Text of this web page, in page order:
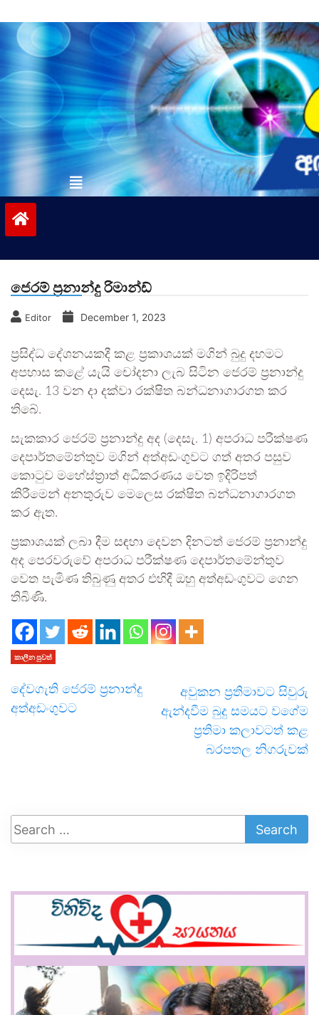
to
contentvinivida.lk
ජෙරම් ප්‍රනාන්දු රිමාන්ඩ්
Editor December 1, 2023
ප්‍රසිද්ධ දේශනයකදී කළ ප්‍රකාශයක් මගින් බුදු දහමට
අපහාස කළේ යැයි චෝදනා ලැබ සිටින ජෙරම් ප්‍රනාන්දු
දෙසැ. 13 වන දා දක්වා රක්ෂිත බන්ධනාගාරගත කර
තිබේ.
සැකකාර ජෙරම් ප්‍රනාන්දු අද (දෙසැ. 1) අපරාධ පරීක්ෂණ
දෙපාර්තමේන්තුව මගින් අත්අඩංගුවට ගත් අතර පසුව
කොටුව මහේස්ත්‍රාත් අධිකරණය වෙත ඉදිරිපත්
කිරීමෙන් අනතුරුව මෙලෙස රක්ෂිත බන්ධනාගාරගත
කර ඇත.
ප්‍රකාශයක් ලබා දීම සඳහා දෙවන දිනටත් ජෙරම් ප්‍රනාන්දු
අද පෙරවරුවේ අපරාධ පරීක්ෂණ දෙපාර්තමේන්තුව
වෙත පැමිණ තිබුණු අතර එහිදී ඔහු අත්අඩංගුවට ගෙන
තිබිණි.
කාලීන පුවත්
දේවගැති ජෙරම් ප්‍රනාන්දු
අත්අඩංගුවට
අවුකන ප්‍රතිමාවට සිවුරු
ඇන්දවීම බුදු සමයට වගේම
ප්‍රතිමා කලාවටත් කළ
බරපතල නිගරුවක්